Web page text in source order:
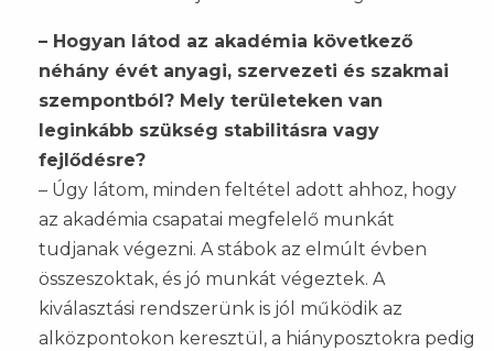
– Hogyan látod az akadémia következő
néhány évét anyagi, szervezeti és szakmai
szempontból? Mely területeken van
leginkább szükség stabilitásra vagy
fejlődésre?
– Úgy látom, minden feltétel adott ahhoz, hogy
az akadémia csapatai megfelelő munkát
tudjanak végezni. A stábok az elmúlt évben
összeszoktak, és jó munkát végeztek. A
kiválasztási rendszerünk is jól működik az
alközpontokon keresztül, a hiányposztokra pedig